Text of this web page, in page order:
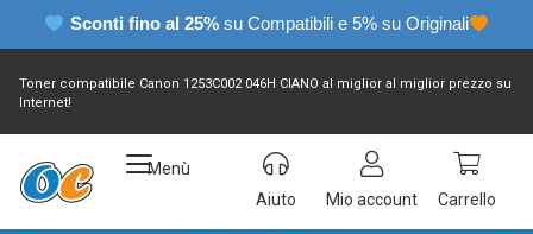
Sconti fino al 25% su Compatibili e 5% su Originali
Toner compatibile Canon 1253C002 046H CIANO al miglior al miglior prezzo su
Internet!
Menù
Aiuto
Mio account Carrello